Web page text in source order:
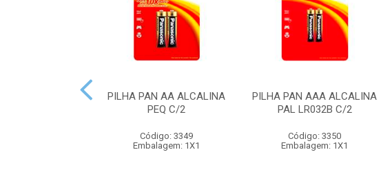
PILHA PAN AA ALCALINA
PEQ C/2
Código: 3349
Embalagem: 1X1
PILHA PAN AAA ALCALINA
PAL LR032B C/2
Código: 3350
Embalagem: 1X1